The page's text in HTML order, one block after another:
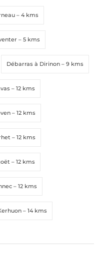
– 4 kms
– 5 kms
Débarras à Dirinon– 9 kms
– 12 kms
– 12 kms
– 12 kms
– 12 kms
– 12 kms
– 14 kms